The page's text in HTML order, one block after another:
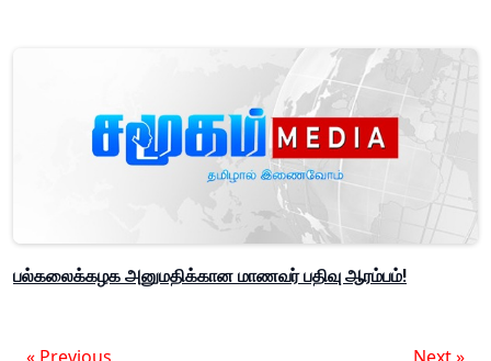
பல்கலைக்கழக அனுமதிக்கான மாணவர் பதிவு ஆரம்பம்!